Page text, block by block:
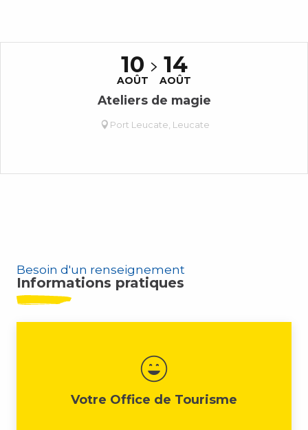
10
AOÛT
14
AOÛT
Ateliers de magie
Port Leucate, Leucate
Besoin d'un renseignement
Informations pratiques
Votre Office de Tourisme